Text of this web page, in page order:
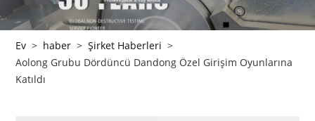
Ev > haber > Şirket Haberleri >
Aolong Grubu Dördüncü Dandong Özel Girişim Oyunlarına
Katıldı